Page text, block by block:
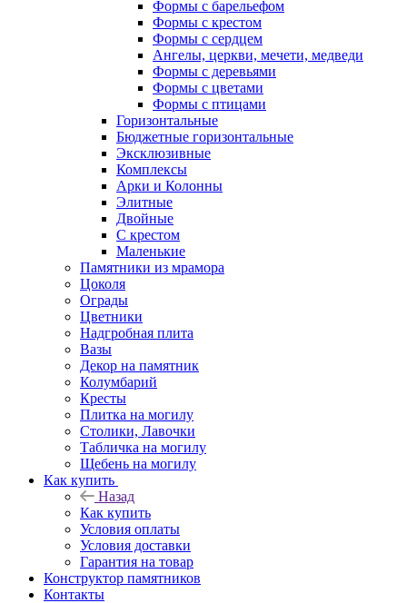
Формы с барельефом
Формы с крестом
Формы с сердцем
Ангелы, церкви, мечети, медведи
Формы с деревьями
Формы с цветами
Формы с птицами
Горизонтальные
Бюджетные горизонтальные
Эксклюзивные
Комплексы
Арки и Колонны
Элитные
Двойные
С крестом
Маленькие
Памятники из мрамора
Цоколя
Ограды
Цветники
Надгробная плита
Вазы
Декор на памятник
Колумбарий
Кресты
Плитка на могилу
Столики, Лавочки
Табличка на могилу
Щебень на могилу
Как купить
Назад
Как купить
Условия оплаты
Условия доставки
Гарантия на товар
Конструктор памятников
Контакты